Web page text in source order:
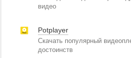
видео
Potplayer
Скачать популярный
достоинств